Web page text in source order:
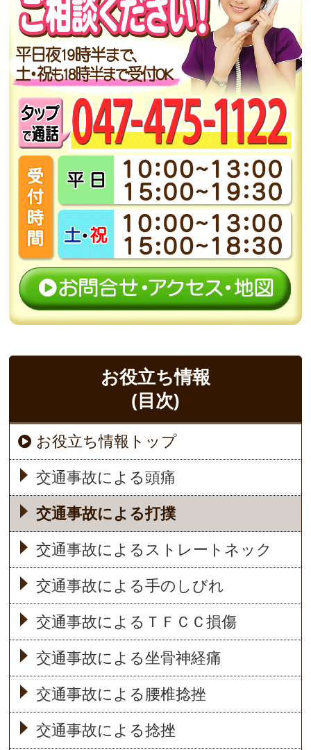
お役立ち情報
(目次)
お役立ち情報トップ
交通事故による頭痛
交通事故による打撲
交通事故によるストレートネック
交通事故による手のしびれ
交通事故によるＴＦＣＣ損傷
交通事故による坐骨神経痛
交通事故による腰椎捻挫
交通事故による捻挫